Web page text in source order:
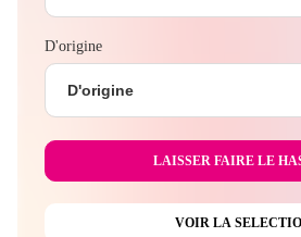
D'origine
D'origine